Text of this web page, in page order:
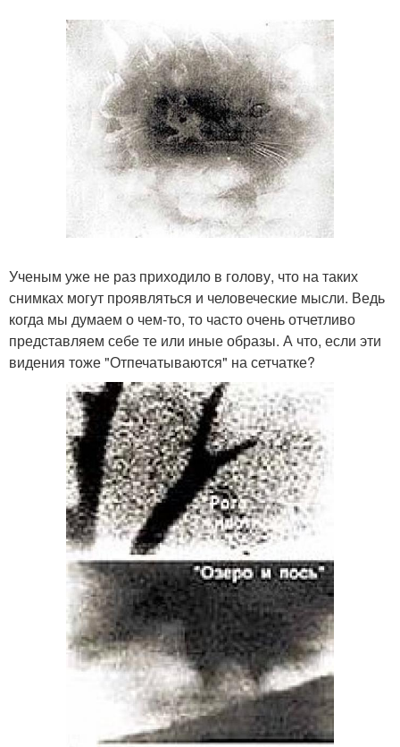
Ученым уже не раз приходило в голову, что на таких
снимках могут проявляться и человеческие мысли. Ведь
когда мы думаем о чем-то, то часто очень отчетливо
представляем себе те или иные образы. А что, если эти
видения тоже "Отпечатываются" на сетчатке?